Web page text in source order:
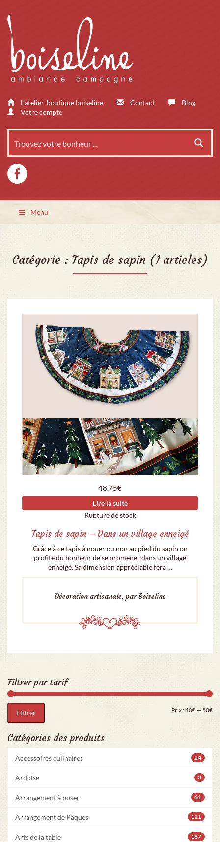
L’atelier-boutique boiseline Contact
Blog
Votre compte
Menu
Catégorie : Tapis de sapin (1 articles)
48.75€
Lire la suite
Rupture de stock
Tapis de sapin – Dans un village enneigé
Grâce à ce tapis à nouer ou non au pied du sapin on
profite du bonheur de se promener dans un village
enneigé. Sa dimension appréciable fera …
Décoration artisanale, par Boiseline
Filtrer par tarif
Filtrer Prix :40€— 50€
Catégories des produits
Accessoires culinaires 24
Ardoise 3
Arrangement à poser 61
Arrangement de Pâques 121
Arts de la table 187